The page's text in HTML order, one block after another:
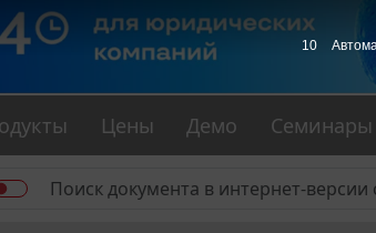
Цены Демо Семинары
9